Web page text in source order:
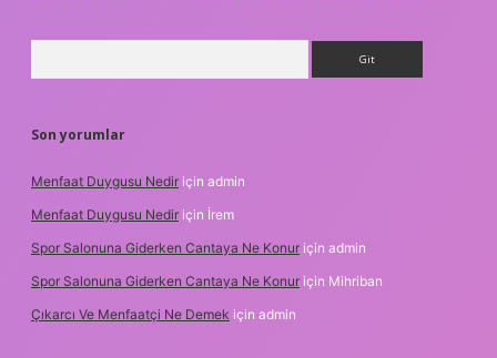
Son yorumlar
Menfaat Duygusu Nedir için admin
Menfaat Duygusu Nedir için İrem
Spor Salonuna Giderken Cantaya Ne Konur için admin
Spor Salonuna Giderken Cantaya Ne Konur için Mihriban
Çıkarcı Ve Menfaatçi Ne Demek için admin